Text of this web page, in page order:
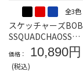
全3色
スケッチャーズBOB
SSQUADCHAOSSOL
IDSTEP
価格： 10,890円
(税込)